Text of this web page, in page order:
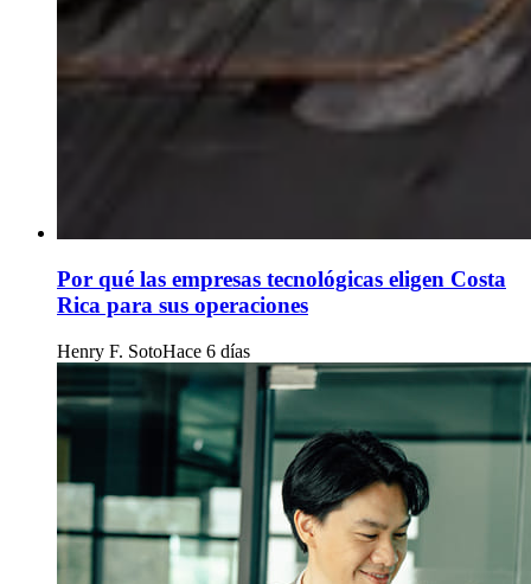
Por qué las empresas tecnológicas eligen Costa
Rica para sus operaciones
Henry F. SotoHace 6 días